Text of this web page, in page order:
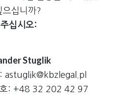
으십니까?
십시오:
Stuglik
:astuglik@kbzlegal.pl
: +48 32 202 42 97